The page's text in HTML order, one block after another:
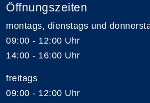
Öffnungszeiten
montags, dienstags und
09:00 - 12:00 Uhr
14:00 - 16:00 Uhr
freitags
09:00 - 12:00 Uhr